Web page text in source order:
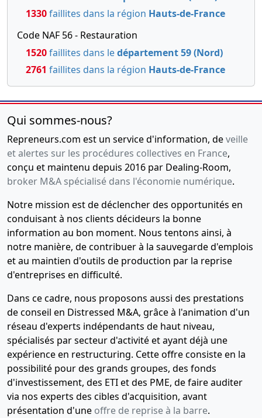
1330faillites dans la région Hauts-de-France
Code NAF 56 - Restauration
1520faillites dans ledépartement 59 (Nord)
2761 faillites dans la région Hauts-de-France
Qui sommes-nous?
Repreneurs.com est un service d'information, deveille
et alertes sur les procédures collectives en France,
conçu et maintenu depuis 2016 par Dealing-Room,
broker M&A spécialisé dans l'économie numérique.
Notre mission est de déclencher des opportunités en
conduisant à nos clients décideurs la bonne
information au bon moment. Nous tentons ainsi, à
notre manière, de contribuer à la sauvegarde d'emplois
et au maintien d'outils de production par la reprise
d'entreprises en difficulté.
Dans ce cadre, nous proposons aussi des prestations
de conseil en Distressed M&A, grâce à l'animation d'un
réseau d'experts indépendants de haut niveau,
spécialisés par secteur d'activité et ayant déjà une
expérience en restructuring. Cette offre consiste en la
possibilité pour des grands groupes, des fonds
d'investissement, des ETI et des PME, de faire auditer
via nos experts des cibles d'acquisition, avant
présentation d'une offre de reprise à la barre.